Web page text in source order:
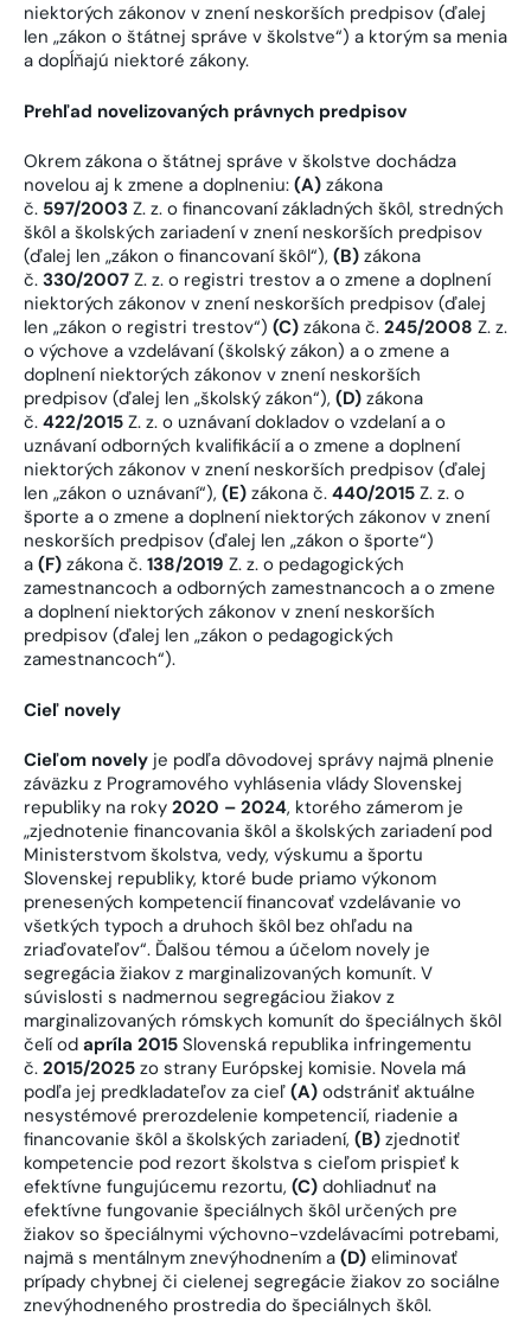
niektorých zákonov v znení neskorších predpisov (ďalej
len „zákon o štátnej správe v školstve“) a ktorým sa menia
a dopĺňajú niektoré zákony.
Prehľad novelizovaných právnych predpisov
Okrem zákona o štátnej správe v školstve dochádza
novelou aj k zmene a doplneniu: (A) zákona
č. 597/2003 Z. z. o financovaní základných škôl, stredných
škôl a školských zariadení v znení neskorších predpisov
(ďalej len „zákon o financovaní škôl“), (B) zákona
č. 330/2007 Z. z. o registri trestov a o zmene a doplnení
niektorých zákonov v znení neskorších predpisov (ďalej
len „zákon o registri trestov“) (C) zákona č. 245/2008 Z. z.
o výchove a vzdelávaní (školský zákon) a o zmene a
doplnení niektorých zákonov v znení neskorších
predpisov (ďalej len „školský zákon“), (D) zákona
č. 422/2015 Z. z. o uznávaní dokladov o vzdelaní a o
uznávaní odborných kvalifikácií a o zmene a doplnení
niektorých zákonov v znení neskorších predpisov (ďalej
len „zákon o uznávaní“), (E) zákona č. 440/2015 Z. z. o
športe a o zmene a doplnení niektorých zákonov v znení
neskorších predpisov (ďalej len „zákon o športe“)
a (F) zákona č. 138/2019 Z. z. o pedagogických
zamestnancoch a odborných zamestnancoch a o zmene
a doplnení niektorých zákonov v znení neskorších
predpisov (ďalej len „zákon o pedagogických
zamestnancoch“).
Cieľ novely
Cieľom novely je podľa dôvodovej správy najmä plnenie
záväzku z Programového vyhlásenia vlády Slovenskej
republiky na roky 2020 – 2024, ktorého zámerom je
„zjednotenie financovania škôl a školských zariadení pod
Ministerstvom školstva, vedy, výskumu a športu
Slovenskej republiky, ktoré bude priamo výkonom
prenesených kompetencií financovať vzdelávanie vo
všetkých typoch a druhoch škôl bez ohľadu na
zriaďovateľov“. Ďalšou témou a účelom novely je
segregácia žiakov z marginalizovaných komunít. V
súvislosti s nadmernou segregáciou žiakov z
marginalizovaných rómskych komunít do špeciálnych škôl
čelí od apríla 2015 Slovenská republika infringementu
č. 2015/2025 zo strany Európskej komisie. Novela má
podľa jej predkladateľov za cieľ (A) odstrániť aktuálne
nesystémové prerozdelenie kompetencií, riadenie a
financovanie škôl a školských zariadení, (B) zjednotiť
kompetencie pod rezort školstva s cieľom prispieť k
efektívne fungujúcemu rezortu, (C) dohliadnuť na
efektívne fungovanie špeciálnych škôl určených pre
žiakov so špeciálnymi výchovno-vzdelávacími potrebami,
najmä s mentálnym znevýhodnením a (D) eliminovať
prípady chybnej či cielenej segregácie žiakov zo sociálne
znevýhodneného prostredia do špeciálnych škôl.